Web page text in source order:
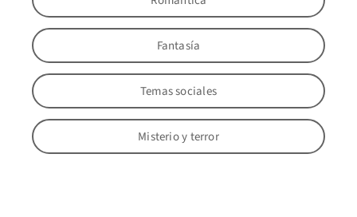
Fantasía
Temas sociales
Misterio y terror